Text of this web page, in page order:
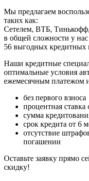
Мы предлагаем
таких как:
Сетелем, ВТБ,
в общей сложности у нас
56 выгодных кредитных
Наши кредитные
оптимальные условия
ежемесячным платежом
без первого взноса
процентная ставка
сумма
срок кредита от 6
отсутствие
погашении
Оставьте заявку прямо
скидку!